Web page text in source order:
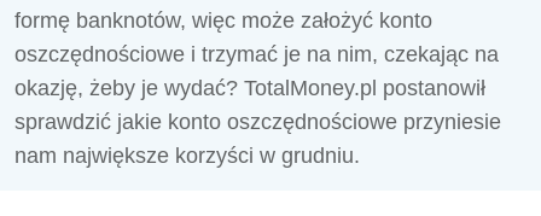
formę banknotów, więc może założyć konto
oszczędnościowe i trzymać je na nim, czekając na
okazję, żeby je wydać? TotalMoney.pl postanowił
sprawdzić jakie konto oszczędnościowe przyniesie
nam największe korzyści w grudniu.